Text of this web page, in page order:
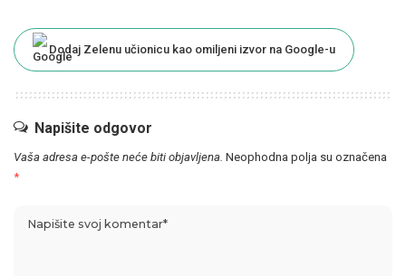
Dodaj Zelenu učionicu kao omiljeni izvor na Google-u
Napišite odgovor
Vaša adresa e-pošte neće biti objavljena. Neophodna polja su označena
*